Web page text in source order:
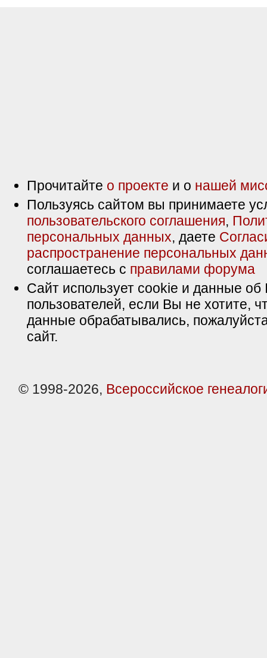
Прочитайте о проекте и о нашей
Пользуясь сайтом вы принимаете
пользовательского соглашения,
персональных данных, даете
распространение персональных
соглашаетесь с правилами форума
Сайт использует cookie и данные об
пользователей, если Вы не хотите,
данные обрабатывались,
сайт.
© 1998-2026, Всероссийское